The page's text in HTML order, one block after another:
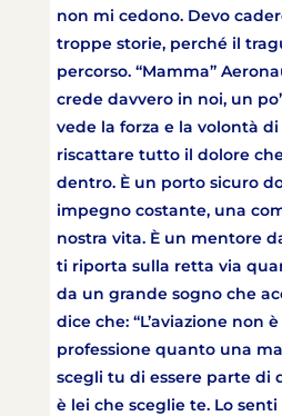
non mi cedono. Devo
troppe storie, perché il
percorso. “Mamma”
crede davvero in noi, un
vede la forza e la volontà
riscattare tutto il dolore
dentro. È un porto sicuro
impegno costante, una
nostra vita. È un mentore
ti riporta sulla retta via
da un grande sogno che
dice che: “L’aviazione non
professione quanto una
scegli tu di essere parte di
è lei che sceglie te. Lo